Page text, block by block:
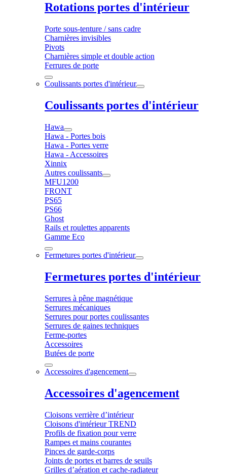
Rotations portes d'intérieur
Porte sous-tenture / sans cadre
Charnières invisibles
Pivots
Charnières simple et double action
Ferrures de porte
Coulissants portes d'intérieur
Coulissants portes d'intérieur
Hawa
Hawa - Portes bois
Hawa - Portes verre
Hawa - Accessoires
Xinnix
Autres coulissants
MFU1200
FRONT
PS65
PS66
Ghost
Rails et roulettes apparents
Gamme Eco
Fermetures portes d'intérieur
Fermetures portes d'intérieur
Serrures à pêne magnétique
Serrures mécaniques
Serrures pour portes coulissantes
Serrures de gaines techniques
Ferme-portes
Accessoires
Butées de porte
Accessoires d'agencement
Accessoires d'agencement
Cloisons verrière d’intérieur
Cloisons d'intérieur TREND
Profils de fixation pour verre
Rampes et mains courantes
Pinces de garde-corps
Joints de portes et barres de seuils
Grilles d’aération et cache-radiateur